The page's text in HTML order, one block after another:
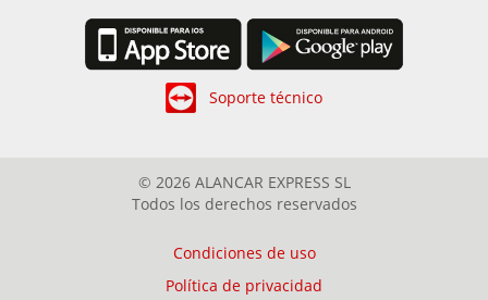
Soporte técnico
© 2026 ALANCAR EXPRESS SL
Todos los derechos reservados
Condiciones de uso
Política de privacidad